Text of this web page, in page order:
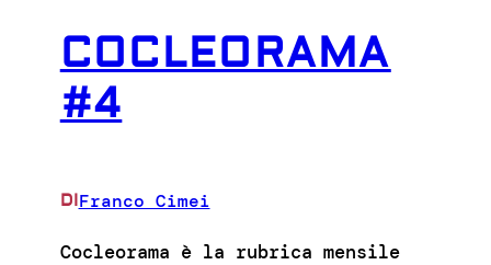
COCLEORAMA
#4
DIFranco Cimei
Cocleorama è la rubrica mensile